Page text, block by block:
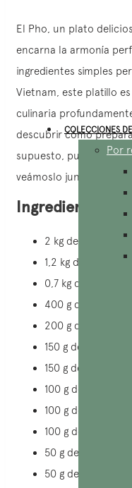
COLECCIONES
Por
El Pho, un plato
encarna la armonía
ingredientes simples
Vietnam, este platillo
culinaria
descubrir cómo
supuesto, puedes
veámoslo juntos!
Ingredientes
2 kg de huesos
1,2 kg de filete de
0,7 kg de jarrete
400 g de cebollas
200 g de hierba
150 g de cilantro
150 g de hierbas
100 g de cáscara
100 g de
100 g de canela
50 g de anís
50 g de clavos de